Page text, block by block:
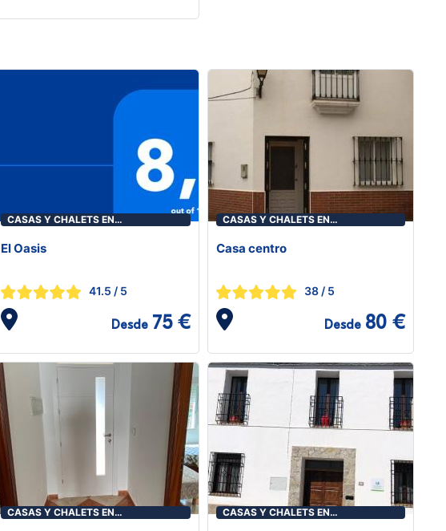
CASAS Y CHALETS EN
El Oasis
41.5 / 5
Desde 75 €
CASAS Y CHALETS EN
Casa centro
38/ 5
Desde 80 €
CASAS Y CHALETS EN
CASAS Y CHALETS EN